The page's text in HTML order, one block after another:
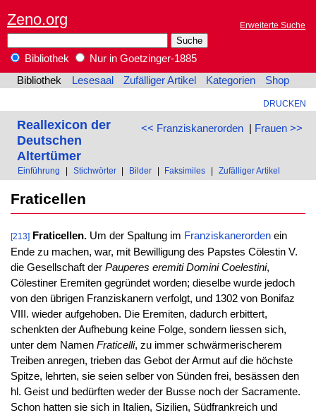
Zeno.org Erweiterte Suche
Bibliothek
Nur in Goetzinger-1885
Bibliothek
Lesesaal Zufälliger Artikel Kategorien Shop
DRUCKEN
<< Franziskanerorden| Frauen >>
Reallexicon der
Deutschen
Altertümer
Einführung Stichwörter Bilder Faksimiles Zufälliger Artikel
Fraticellen
[213] Fraticellen.Um der Spaltung im Franziskanerordenein
Ende zu machen, war, mit Bewilligung des Papstes Cölestin V.
die Gesellschaft der Pauperes eremiti Domini Coelestini,
Cölestiner Eremiten gegründet worden; dieselbe wurde jedoch
von den übrigen Franziskanern verfolgt, und 1302 von Bonifaz
VIII. wieder aufgehoben. Die Eremiten, dadurch erbittert,
schenkten der Aufhebung keine Folge, sondern liessen sich,
unter dem Namen Fraticelli, zu immer schwärmerischerem
Treiben anregen, trieben das Gebot der Armut auf die höchste
Spitze, lehrten, sie seien selber von Sünden frei, besässen den
hl. Geist und bedürften weder der Busse noch der Sacramente.
Schon hatten sie sich in Italien, Sizilien, Südfrankreich und